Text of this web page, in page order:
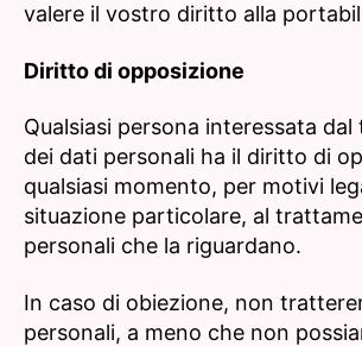
valere il vostro diritto alla
Diritto di opposizione
Qualsiasi persona interessata
dei dati personali ha il diritto di
qualsiasi momento, per motivi
situazione particolare, al
personali che la riguardano.
In caso di obiezione, non
personali, a meno che non